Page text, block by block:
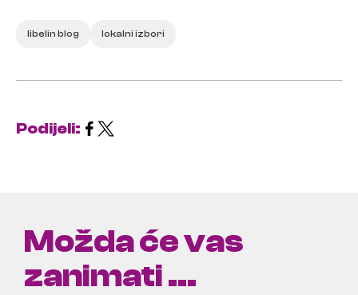
libelin blog lokalni izbori
Podijeli:
Možda će vas
zanimati ...